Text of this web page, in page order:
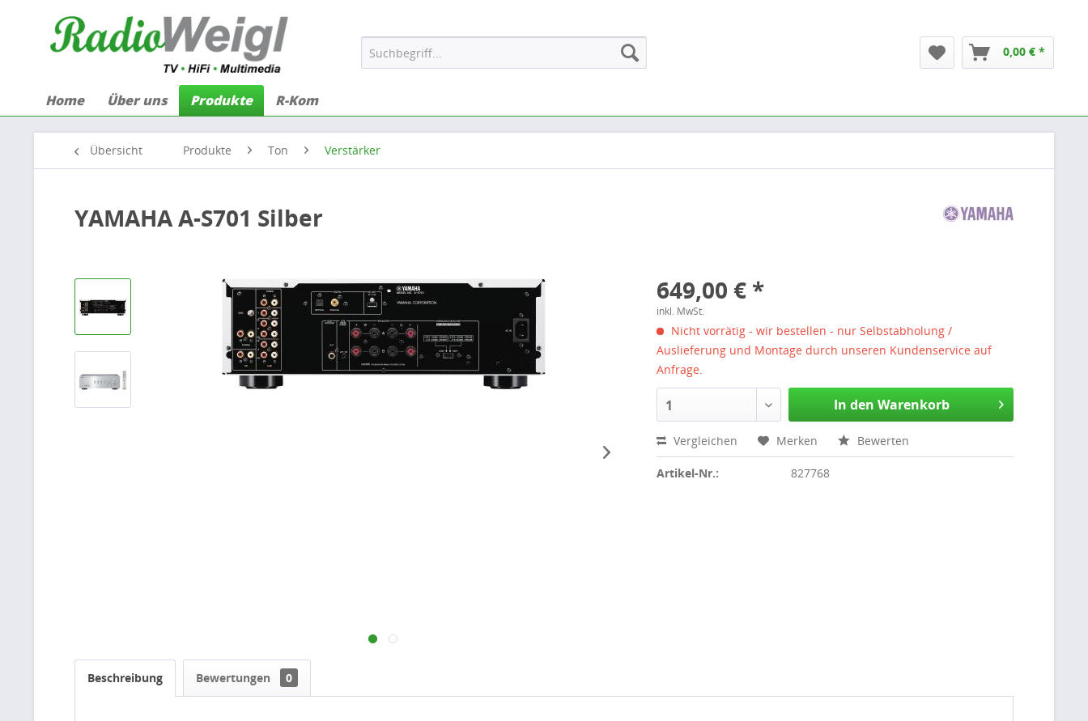
0,00 € *
Home Über uns Produkte R-Kom
Übersicht Produkte Ton Verstärker
YAMAHA A-S701 Silber
649,00 € *
inkl. MwSt.
Nicht vorrätig - wir bestellen - nur Selbstabholung /
Auslieferung und Montage durch unseren Kundenservice auf
Anfrage.
1 In den Warenkorb
Vergleichen Merken Bewerten
Artikel-Nr.: 827768
Beschreibung Bewertungen 0